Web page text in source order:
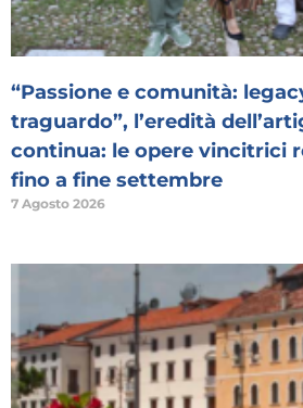
“Passione e comunità:
traguardo”, l’eredità
continua: le opere vincitrici
fino a fine settembre
7 Agosto 2026